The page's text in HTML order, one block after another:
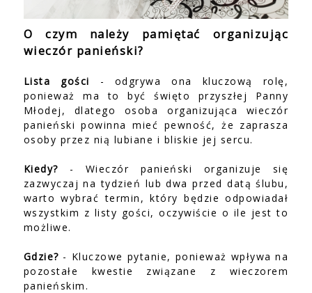
O czym należy pamiętać organizując
wieczór panieński?
Lista gości - odgrywa ona kluczową rolę,
ponieważ ma to być święto przyszłej Panny
Młodej, dlatego osoba organizująca wieczór
panieński powinna mieć pewność, że zaprasza
osoby przez nią lubiane i bliskie jej sercu.
Kiedy? - Wieczór panieński organizuje się
zazwyczaj na tydzień lub dwa przed datą ślubu,
warto wybrać termin, który będzie odpowiadał
wszystkim z listy gości, oczywiście o ile jest to
możliwe.
Gdzie? - Kluczowe pytanie, ponieważ wpływa na
pozostałe kwestie związane z wieczorem
panieńskim.